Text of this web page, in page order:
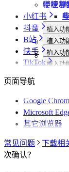
便捷复
哔哩哔
小红书
植入功
批量采
其他功
抖音
植入功
批量采
其他功能
B站
植入功
批量采
快手
植入功
TikTok
其他功
页面导航
Google
Microsoft
其它浏览器
常见问题 下载相
次确认？